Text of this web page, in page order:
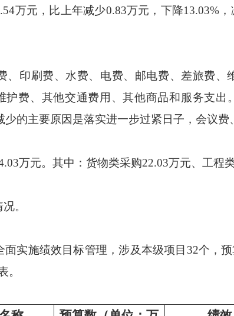
万元，比上年减少0.83万元，下降13.03%
、印刷费、水费、电费、邮电费、差旅费
费、其他交通费用、其他商品和服务支出
的主要原因是落实进一步过紧日子，会议费
万元。其中：货物类采购22.03万元、工程
。
面实施绩效目标管理，涉及本级项目32个，
。